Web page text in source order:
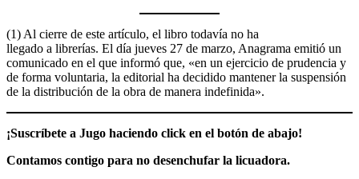
(1) Al cierre de este artículo, el libro todavía no ha
llegado a librerías. El día jueves 27 de marzo, Anagrama emitió un
comunicado en el que informó que, «en un ejercicio de prudencia y
de forma voluntaria, la editorial ha decidido mantener la suspensión
de la distribución de la obra de manera indefinida».
¡Suscríbete a Jugo haciendo click en el botón de abajo!
Contamos contigo para no desenchufar la licuadora.